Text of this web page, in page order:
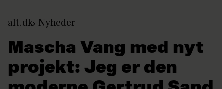
alt.dk Nyheder
Mascha Vang med nyt
projekt: Jeg er den